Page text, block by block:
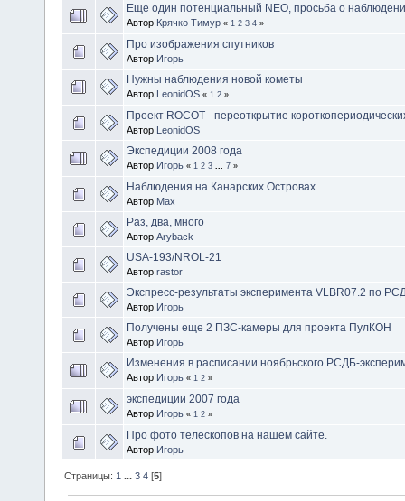
Еще один потенциальный NEO, просьба о
Автор Крячко Тимур « 1 2 3 4 »
Про изображения спутников
Автор Игорь
Нужны наблюдения новой кометы
Автор LeonidOS « 1 2 »
Проект ROCOT - переоткрытие
Автор LeonidOS
Экспедиции 2008 года
Автор Игорь « 1 2 3 7 »
Наблюдения на Канарских Островах
Автор Max
Раз, два, много
Автор Aryback
USA-193/NROL-21
Автор rastor
Экспресс-результаты эксперимента VLBR07.2 по
Автор Игорь
Получены еще 2 ПЗС-камеры для проекта ПулКОН
Автор Игорь
Изменения в расписании ноябрьского РСДБ-
Автор Игорь « 1 2 »
экспедиции 2007 года
Автор Игорь « 1 2 »
Про фото телескопов на нашем сайте.
Автор Игорь
Страницы: 1 ...3 4 [5]